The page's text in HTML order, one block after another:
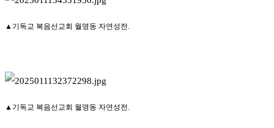
▲기독교 복음선교회 월명동 자연성전.
▲기독교 복음선교회 월명동 자연성전.